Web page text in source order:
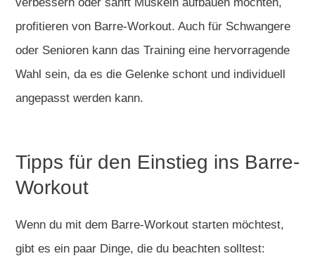
profitieren von Barre-Workout. Auch für Schwangere
oder Senioren kann das Training eine hervorragende
Wahl sein, da es die Gelenke schont und individuell
angepasst werden kann.
Tipps für den Einstieg ins Barre-
Workout
Wenn du mit dem Barre-Workout starten möchtest,
gibt es ein paar Dinge, die du beachten solltest: